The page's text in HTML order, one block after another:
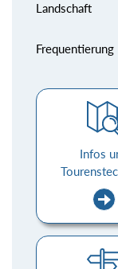
Landschaft
Frequentierung
Infos